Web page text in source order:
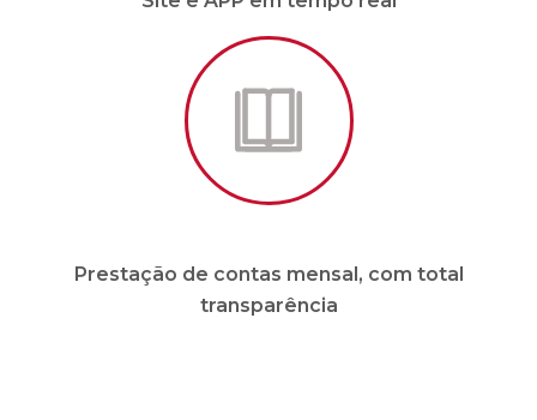
Prestação de contas mensal, com total
* Para condomínios de até 20 unidades e sem